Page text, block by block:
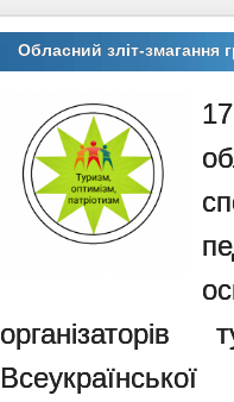
Обласний зліт-змагання
організаторів